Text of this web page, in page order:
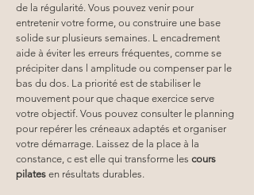
de la régularité. Vous pouvez venir pour
entretenir votre forme, ou construire une base
solide sur plusieurs semaines. L encadrement
aide à éviter les erreurs fréquentes, comme se
précipiter dans l amplitude ou compenser par le
bas du dos. La priorité est de stabiliser le
mouvement pour que chaque exercice serve
votre objectif. Vous pouvez consulter le planning
pour repérer les créneaux adaptés et organiser
votre démarrage. Laissez de la place à la
constance, c est elle qui transforme les cours
pilates en résultats durables.